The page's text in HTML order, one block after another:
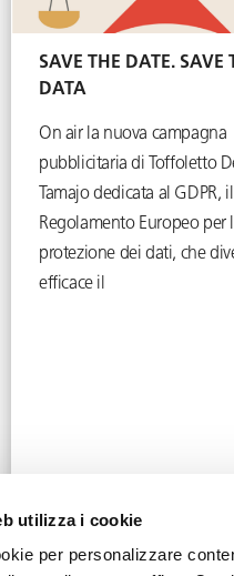
utilizza i cookie
per personalizzare
SAVE THE DATE. SAVE
DATA
On air la nuova campagna
pubblicitaria di Toffoletto
Tamajo dedicata al GDPR, il
Regolamento Europeo per
protezione dei dati, che
efficace il
December 4, 2017